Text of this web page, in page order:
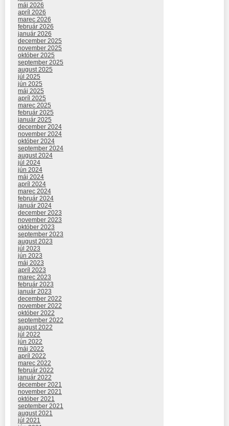
máj 2026
apríl 2026
marec 2026
február 2026
január 2026
december 2025
november 2025
október 2025
september 2025
august 2025
júl 2025
jún 2025
máj 2025
apríl 2025
marec 2025
február 2025
január 2025
december 2024
november 2024
október 2024
september 2024
august 2024
júl 2024
jún 2024
máj 2024
apríl 2024
marec 2024
február 2024
január 2024
december 2023
november 2023
október 2023
september 2023
august 2023
júl 2023
jún 2023
máj 2023
apríl 2023
marec 2023
február 2023
január 2023
december 2022
november 2022
október 2022
september 2022
august 2022
júl 2022
jún 2022
máj 2022
apríl 2022
marec 2022
február 2022
január 2022
december 2021
november 2021
október 2021
september 2021
august 2021
júl 2021